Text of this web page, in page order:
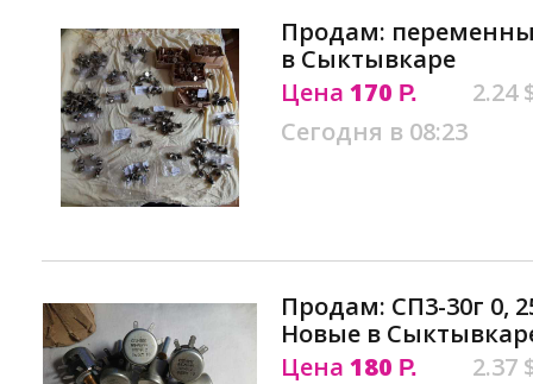
Продам:
в Сыктывкаре
Цена 170 Р.
2.24
Сегодня в 08:23
Продам: СП3-30г 0,
Новые в
Цена 180 Р.
2.37